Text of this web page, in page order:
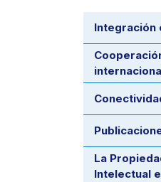
Integración
La
Intelectual